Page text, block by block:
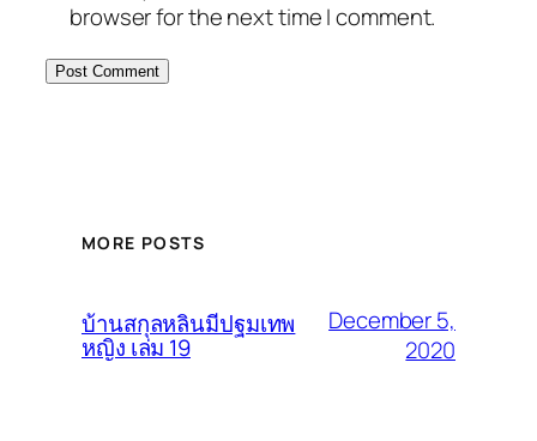
browser for the next time I comment.
MORE POSTS
บ้านสกุลหลินมีปฐมเทพ
หญิง เล่ม 19
December 5,
2020